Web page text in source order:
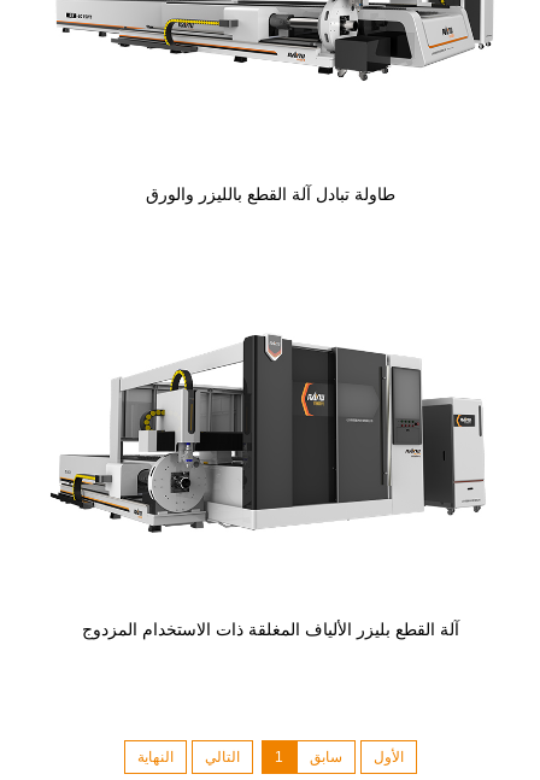
طاولة تبادل آلة القطع بالليزر والورق
آلة القطع بليزر الألياف المغلقة ذات الاستخدام المزدوج
الأول سابق 1 التالي النهاية